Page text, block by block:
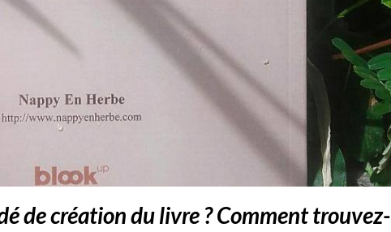
de création du livre ? Comment trouvez-